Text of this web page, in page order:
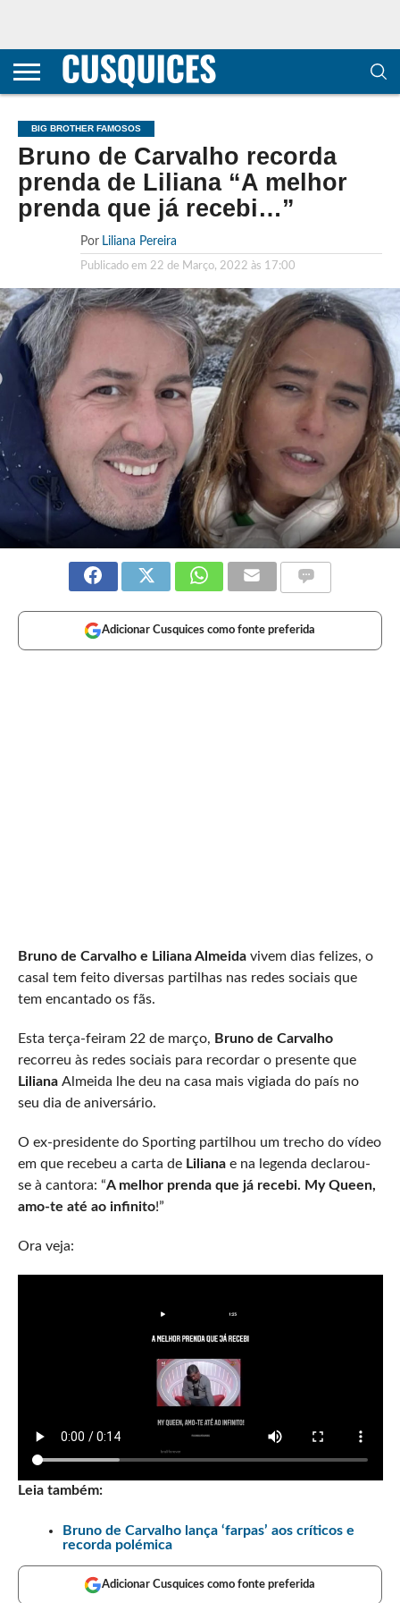
CONTACTOS
HOME
POLÍTICA DE
E COOKIES
SOBRE
TERMOS E
TRANSPARÊNCIA
METODOLOGIA
BIG BROTHER FAMOSOS
Bruno de Carvalho recorda
prenda de Liliana “A melhor
prenda que já recebi…”
Por Liliana Pereira
Publicado em 22 de Março, 2022 às 17:00
Adicionar Cusquices como fonte preferida
Bruno de Carvalho e Liliana Almeidavivem dias felizes, o
casal tem feito diversas partilhas nas redes sociais que
tem encantado os fãs.
Esta terça-feiram 22 de março, Bruno de Carvalho
recorreu às redes sociais para recordar o presente que
Liliana Almeida lhe deu na casa mais vigiada do país no
seu dia de aniversário.
O ex-presidente do Sporting partilhou um trecho do vídeo
em que recebeu a carta deLiliana e na legenda declarou-
se à cantora: “A melhor prenda que já recebi. My Queen,
amo-te até ao infinito!”
Ora veja:
Leia também:
Bruno de Carvalho lança ‘farpas’ aos críticos e
recorda polémica
Adicionar Cusquices como fonte preferida